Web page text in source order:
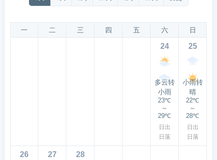
一 二 三 四 五 六 日
24
多云转
小雨
23℃
～
29℃
日出
日落
25
小雨转
晴
22℃
～
28℃
日出
日落
26 27 28